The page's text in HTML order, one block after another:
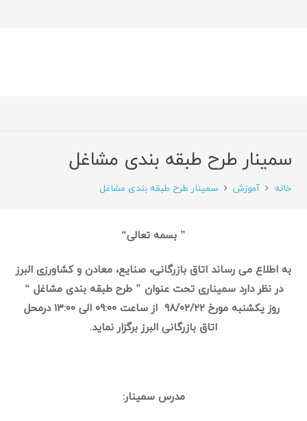
سمینار طرح طبقه بندی مشاغل
خانه آموزش سمینار طرح طبقه بندی مشاغل
” بسمه تعالی“
به اطلاع می رساند اتاق بازرگانی، صنایع، معادن و کشاورزی البرز
در نظر دارد سمیناری تحت عنوان ” طرح طبقه بندی مشاغل “
روز یکشنبه مورخ ۹۸/۰۲/۲۲ از ساعت ۰۹:۰۰ الی ۱۳:۰۰ درمحل
اتاق بازرگانی البرز برگزار نماید.
مدرس سمینار: